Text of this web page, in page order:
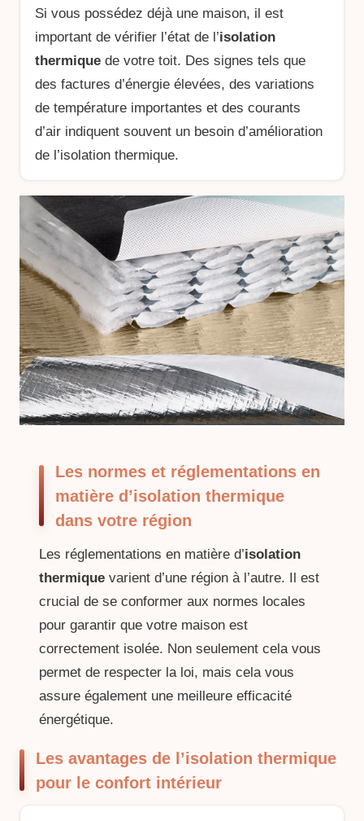
Si vous possédez déjà une maison, il est
important de vérifier l’état de l’isolation
thermique de votre toit. Des signes tels que
des factures d’énergie élevées, des variations
de température importantes et des courants
d’air indiquent souvent un besoin d’amélioration
de l’isolation thermique.
Les normes et réglementations en
matière d’isolation thermique
dans votre région
Les réglementations en matière d’isolation
thermique varient d’une région à l’autre. Il est
crucial de se conformer aux normes locales
pour garantir que votre maison est
correctement isolée. Non seulement cela vous
permet de respecter la loi, mais cela vous
assure également une meilleure efficacité
énergétique.
Les avantages de l’isolation thermique
pour le confort intérieur